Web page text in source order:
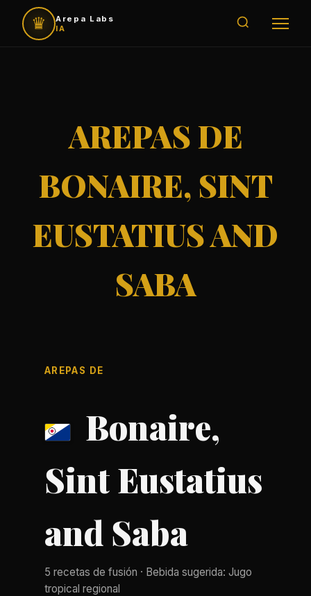
♛
Arepa Labs
IA
AREPAS DE
BONAIRE, SINT
EUSTATIUS AND
SABA
AREPAS DE
Bonaire,
Sint Eustatius
and Saba
5 recetas de fusión · Bebida sugerida: Jugo
tropical regional